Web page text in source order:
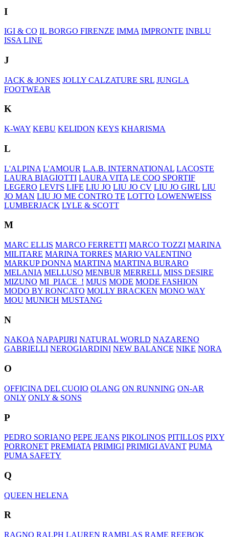
I
IGI & CO IL BORGO FIRENZE IMMA IMPRONTE INBLU
ISSA LINE
J
JACK & JONES JOLLY CALZATURE SRL JUNGLA
FOOTWEAR
K
K-WAY KEBU KELIDON KEYS KHARISMA
L
L'ALPINA L'AMOUR L.A.B. INTERNATIONAL LACOSTE
LAURA BIAGIOTTI LAURA VITA LE COQ SPORTIF
LEGERO LEVI'S LIFE LIU JO LIU JO CV LIU JO GIRL LIU
JO MAN LIU JO ME CONTRO TE LOTTO LOWENWEISS
LUMBERJACK LYLE & SCOTT
M
MARC ELLIS MARCO FERRETTI MARCO TOZZI MARINA
MILITARE MARINA TORRES MARIO VALENTINO
MARKUP DONNA MARTINA MARTINA BURARO
MELANIA MELLUSO MENBUR MERRELL MISS DESIRE
MIZUNO MI_PIACE_! MJUS MODE MODE FASHION
MODO BY RONCATO MOLLY BRACKEN MONO WAY
MOU MUNICH MUSTANG
N
NAKOA NAPAPIJRI NATURAL WORLD NAZARENO
GABRIELLI NEROGIARDINI NEW BALANCE NIKE NORA
O
OFFICINA DEL CUOIO OLANG ON RUNNING ON-AR
ONLY ONLY & SONS
P
PEDRO SORIANO PEPE JEANS PIKOLINOS PITILLOS PIXY
PORRONET PREMIATA PRIMIGI PRIMIGI AVANT PUMA
PUMA SAFETY
Q
QUEEN HELENA
R
RAGNO RALPH LAUREN RAMBLAS RAME REEBOK